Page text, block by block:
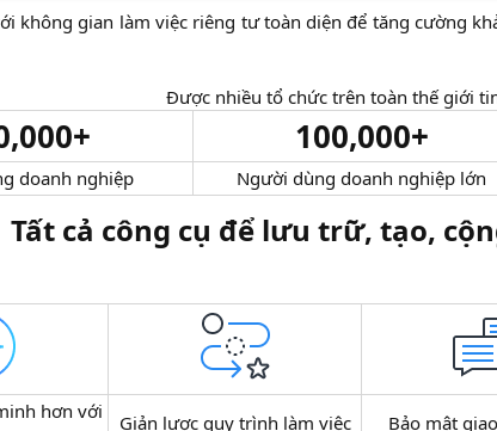
không gian làm việc riêng tư toàn diện để tăng cường
Được nhiều tổ chức trên toàn thế giới
100,000+
doanh nghiệp​ Người dùng doanh nghiệp lớn​
Tất cả công cụ để lưu trữ, tạo,
hơn với
Giản lược quy trình làm việc​ Bảo mật